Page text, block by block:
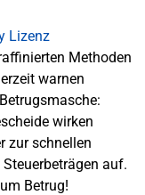
Lizenz
Methoden
warnen
wirken
zur schnellen
auf.
Betrug!